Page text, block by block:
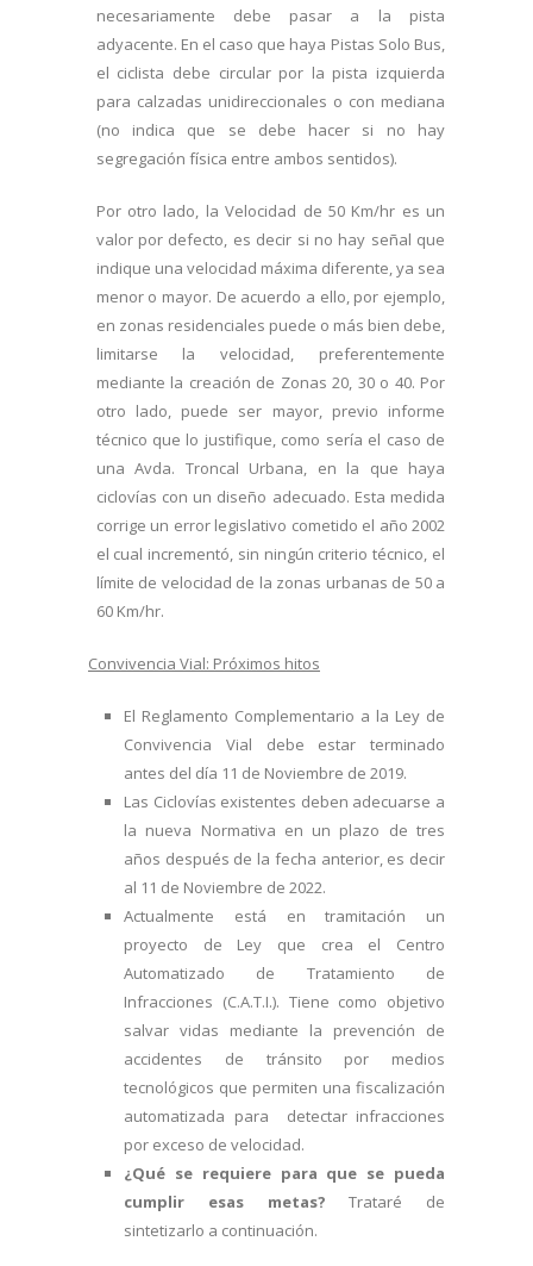
necesariamente debe pasar a la pista
adyacente. En el caso que haya Pistas Solo Bus,
el ciclista debe circular por la pista izquierda
para calzadas unidireccionales o con mediana
(no indica que se debe hacer si no hay
segregación física entre ambos sentidos).
Por otro lado, la Velocidad de 50 Km/hr es un
valor por defecto, es decir si no hay señal que
indique una velocidad máxima diferente, ya sea
menor o mayor. De acuerdo a ello, por ejemplo,
en zonas residenciales puede o más bien debe,
limitarse la velocidad, preferentemente
mediante la creación de Zonas 20, 30 o 40. Por
otro lado, puede ser mayor, previo informe
técnico que lo justifique, como sería el caso de
una Avda. Troncal Urbana, en la que haya
ciclovías con un diseño adecuado. Esta medida
corrige un error legislativo cometido el año 2002
el cual incrementó, sin ningún criterio técnico, el
límite de velocidad de la zonas urbanas de 50 a
60 Km/hr.
Convivencia Vial: Próximos hitos
El Reglamento Complementario a la Ley de
Convivencia Vial debe estar terminado
antes del día 11 de Noviembre de 2019.
Las Ciclovías existentes deben adecuarse a
la nueva Normativa en un plazo de tres
años después de la fecha anterior, es decir
al 11 de Noviembre de 2022.
Actualmente está en tramitación un
proyecto de Ley que crea el Centro
Automatizado de Tratamiento de
Infracciones (C.A.T.I.). Tiene como objetivo
salvar vidas mediante la prevención de
accidentes de tránsito por medios
tecnológicos que permiten una fiscalización
automatizada para detectar infracciones
por exceso de velocidad.
¿Qué se requiere para que se pueda
cumplir esas metas?Trataré de
sintetizarlo a continuación.